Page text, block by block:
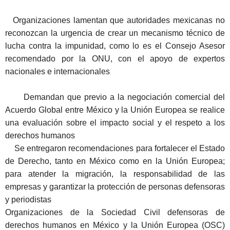
Organizaciones lamentan que autoridades mexicanas no
reconozcan la urgencia de crear un mecanismo técnico de
lucha contra la impunidad, como lo es el Consejo Asesor
recomendado por la ONU, con el apoyo de expertos
nacionales e internacionales
Demandan que previo a la negociación comercial del
Acuerdo Global entre México y la Unión Europea se realice
una evaluación sobre el impacto social y el respeto a los
derechos humanos
Se entregaron recomendaciones para fortalecer el Estado
de Derecho, tanto en México como en la Unión Europea;
para atender la migración, la responsabilidad de las
empresas y garantizar la protección de personas defensoras
y periodistas
Organizaciones de la Sociedad Civil defensoras de
derechos humanos en México y la Unión Europea (OSC)